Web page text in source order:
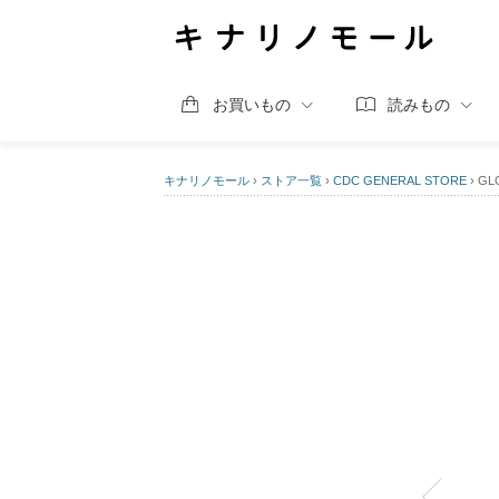
お買いもの 読みもの
キナリノモール › ストア一覧 › CDC GENERAL STORE ›